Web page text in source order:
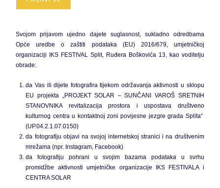
Svojom prijavom ujedno dajete suglasnost, sukladno odredbama
Opće uredbe o zaštiti podataka (EU) 2016/679, umjetničkoj
organizaciji IKS FESTIVAL Split, Ruđera Boškovića 13, kao voditelju
obrade:
da Vas ili dijete fotografira tijekom održavanja aktivnosti u sklopu
EU projekta „PROJEKT SOLAR – SUNČANI VAROŠ SRETNIH
STANOVNIKA revitalizacija prostora i uspostava društveno
kulturnog centra u kontaktnoj zoni povijesne jezgre grada Splita“
(UP.04.2.1.07.0150)
da fotografiju objavi na svojoj internetskoj stranici i na društvenim
mrežama (npr. Instagram, Facebook)
da fotografiju pohrani u svojim bazama podataka u svrhu
promidžbe aktivnosti umjetničke organizacije IKS FESTIVALA i
CENTRA SOLAR